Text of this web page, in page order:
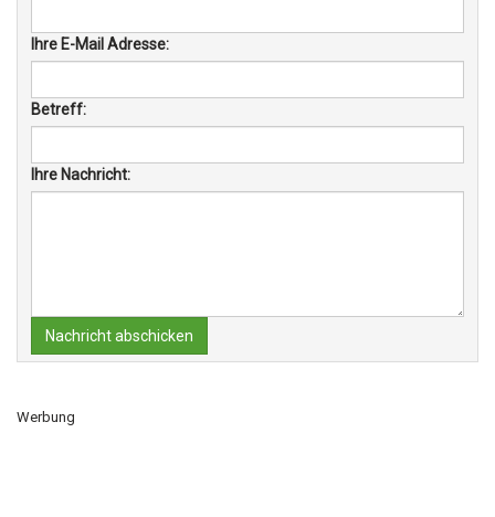
Ihre E-Mail Adresse:
Betreff:
Ihre Nachricht:
Nachricht abschicken
Werbung